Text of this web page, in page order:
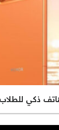
ذكي للطلاب